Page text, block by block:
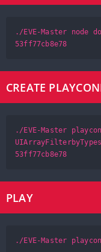
./EVE-Master node
53ff77cb8e78
CREATE
./EVE-Master
53ff77cb8e78
PLAY
./EVE-Master